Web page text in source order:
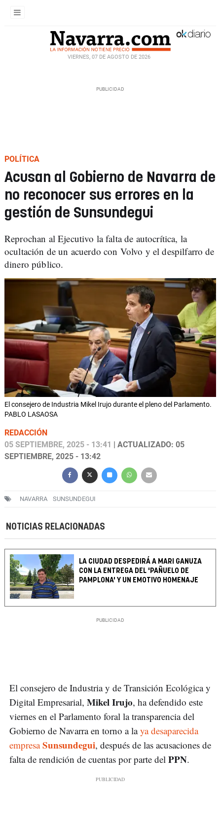
VIERNES, 07 DE AGOSTO DE 2026
POLÍTICA
Acusan al Gobierno de Navarra de
no reconocer sus errores en la
gestión de Sunsundegui
Reprochan al Ejecutivo la falta de autocrítica, la
ocultación de un acuerdo con Volvo y el despilfarro de
dinero público.
El consejero de Industria Mikel Irujo durante el pleno del Parlamento.
PABLO LASAOSA
REDACCIÓN
05 SEPTIEMBRE, 2025 - 13:41
| ACTUALIZADO: 05
SEPTIEMBRE, 2025 - 13:42
NAVARRA SUNSUNDEGUI
NOTICIAS RELACIONADAS
LA CIUDAD DESPEDIRÁ A MARI GANUZA
CON LA ENTREGA DEL 'PAÑUELO DE
PAMPLONA' Y UN EMOTIVO HOMENAJE
El consejero de Industria y de Transición Ecológica y
Digital Empresarial, Mikel Irujo, ha defendido este
viernes en el Parlamento foral la transparencia del
Gobierno de Navarra en torno a laya desaparecida
empresaSunsundegui, después de las acusaciones de
falta de rendición de cuentas por parte del PPN.